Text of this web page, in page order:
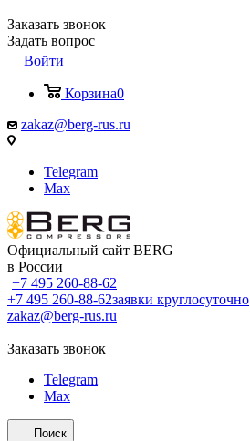
Заказать звонок
Задать вопрос
Войти
Корзина0
zakaz@berg-rus.ru
Telegram
Max
Официальный сайт BERG
в России
+7 495 260-88-62
+7 495 260-88-62заявки круглосуточно
zakaz@berg-rus.ru
Заказать звонок
Telegram
Max
Поиск